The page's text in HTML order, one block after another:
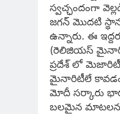
స్వచ్ఛందంగా
జగన్‌ మొదటి
ఉన్నారు. ఈ
(రెలిజియస్‌
ప్రదేశ్‌ లో
మైనారిటీలే కావడం
మోదీ సర్కారు
బలమైన మాటలను